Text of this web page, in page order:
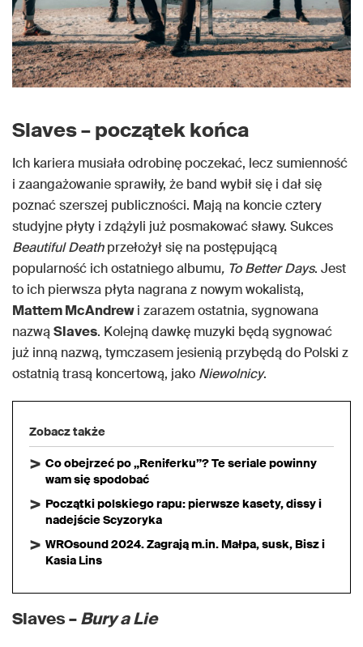
Slaves – początek końca
Ich kariera musiała odrobinę poczekać, lecz sumienność
i zaangażowanie sprawiły, że band wybił się i dał się
poznać szerszej publiczności. Mają na koncie cztery
studyjne płyty i zdążyli już posmakować sławy. Sukces
Beautiful Deathprzełożył się na postępującą
popularność ich ostatniego albumu, To Better Days. Jest
to ich pierwsza płyta nagrana z nowym wokalistą,
Mattem McAndrewi zarazem ostatnia, sygnowana
nazwąSlaves. Kolejną dawkę muzyki będą sygnować
już inną nazwą, tymczasem jesienią przybędą do Polski z
ostatnią trasą koncertową, jako Niewolnicy.
Zobacz także
Co obejrzeć po „Reniferku”? Te seriale powinny
wam się spodobać
Początki polskiego rapu: pierwsze kasety, dissy i
nadejście Scyzoryka
WROsound 2024. Zagrają m.in. Małpa, susk, Bisz i
Kasia Lins
Slaves –Bury a Lie